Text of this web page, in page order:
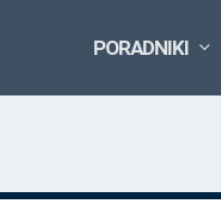
PORADNIKI